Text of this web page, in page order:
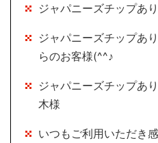
ジャパニーズチップあ
ジャパニーズチップあ
らのお客様(^^♪
ジャパニーズチップあ
木様
いつもご利用いただき